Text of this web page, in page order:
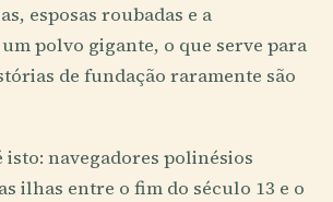
esposas roubadas e a
polvo gigante, o que serve para
de fundação raramente são
isto: navegadores polinésios
ilhas entre o fim do século 13 e o